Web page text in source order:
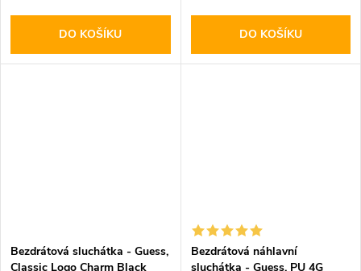
DO KOŠÍKU DO KOŠÍKU
Bezdrátová sluchátka - Guess,
Classic Logo Charm Black
Bezdrátová náhlavní
sluchátka - Guess, PU 4G